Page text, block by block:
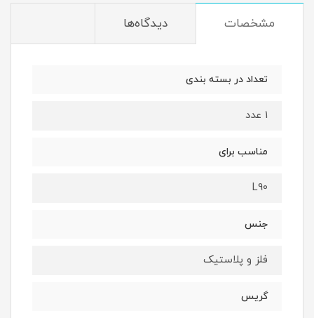
مشخصات دیدگاه‌ها
تعداد در بسته بندی
1 عدد
مناسب برای
L90
جنس
فلز و پلاستیک
گریس